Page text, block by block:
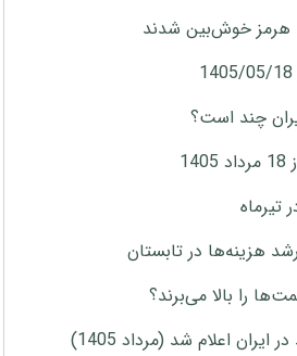
هرمز خوش‌بین شدند
چند است؟
تیرماه
هزینه‌ها در تابستان
را بالا می‌برند؟
اعلام شد (مرداد 1405)